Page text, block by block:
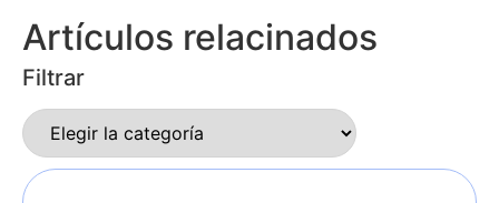
Artículos relacinados
Filtrar